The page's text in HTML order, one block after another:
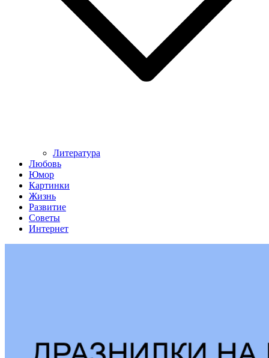
Литература
Любовь
Юмор
Картинки
Жизнь
Развитие
Советы
Интернет